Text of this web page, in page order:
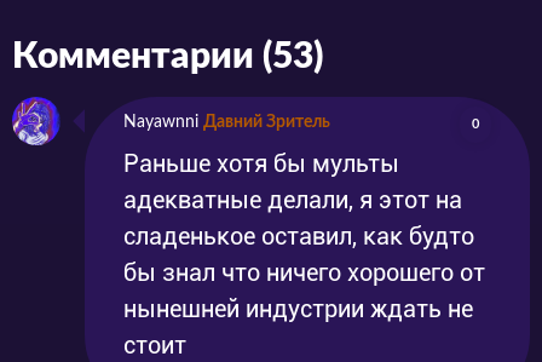
Комментарии (53)
Nayawnni Давний Зритель 0
Раньше хотя бы мульты
адекватные делали, я этот на
сладенькое оставил, как будто
бы знал что ничего хорошего от
нынешней индустрии ждать не
стоит